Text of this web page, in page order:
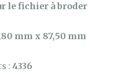
le fichier à broder
mm x 87,50 mm
: 4336